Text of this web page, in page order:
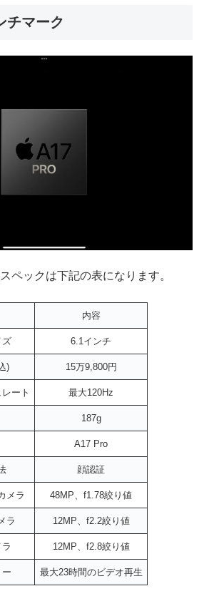
チマーク
ペックは下記の表になります。
内容
ズ 6.1インチ
) 15万9,800円
ート 最大120Hz
187g
A17 Pro
顔認証
メラ 48MP、f1.78絞り値
ラ 12MP、f2.2絞り値
12MP、f2.8絞り値
最大23時間のビデオ再生